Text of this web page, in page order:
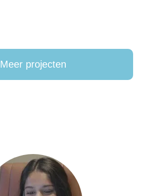
Meer projecten